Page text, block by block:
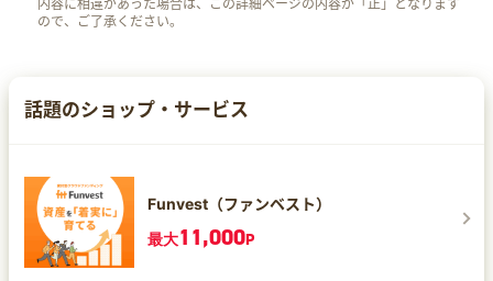
内容に相違があった場合は、この詳細ページの内容が「正」となります
ので、ご了承ください。
話題のショップ・サービス
Funvest（ファンベスト）
最大11,000P